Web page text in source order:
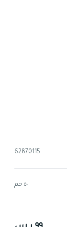
62870115
٥٠ جم